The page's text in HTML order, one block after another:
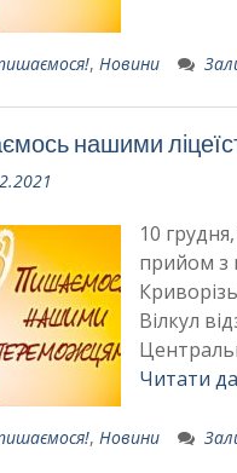
, Новини
нашими
10
прийом з
Вілкул
Читати
, Новини